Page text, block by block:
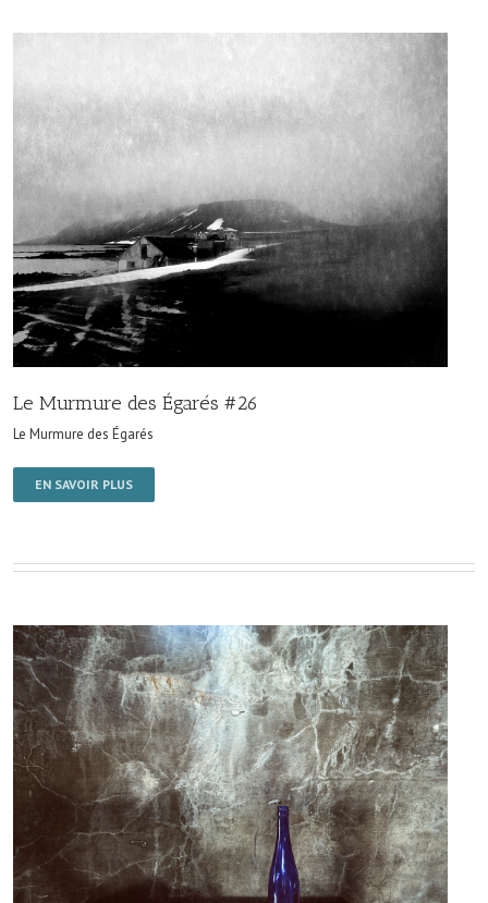
Le Murmure des Égarés #26
Le Murmure des Égarés
EN SAVOIR PLUS